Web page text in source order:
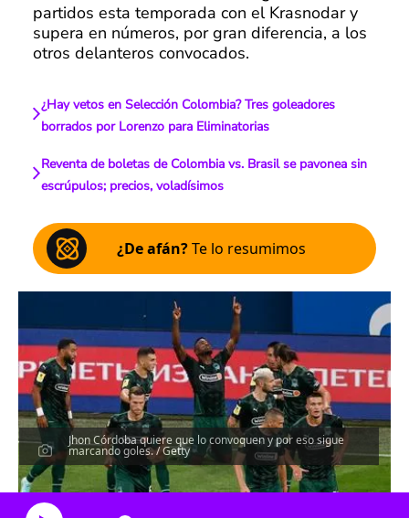
partidos esta temporada con el Krasnodar y
supera en números, por gran diferencia, a los
otros delanteros convocados.
¿Hay vetos en Selección Colombia? Tres goleadores
borrados por Lorenzo para Eliminatorias
Reventa de boletas de Colombia vs. Brasil se pavonea sin
escrúpulos; precios, voladísimos
¿De afán?Te lo resumimos
Jhon Córdoba quiere que lo convoquen y por eso sigue
marcando goles. / Getty
Escucha el artículo